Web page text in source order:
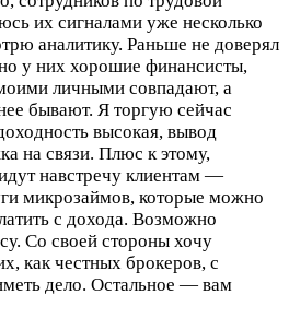
их сигналами уже несколько
аналитику. Раньше не доверял
у них хорошие финансисты,
личными совпадают, а
бывают. Я торгую сейчас
высокая, вывод
на связи. Плюс к этому,
навстречу клиентам —
микрозаймов, которые можно
с дохода. Возможно
Со своей стороны хочу
как честных брокеров, с
дело. Остальное — вам